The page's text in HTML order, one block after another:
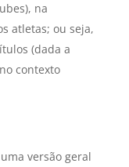
na
atletas; ou seja,
(dada a
contexto
versão geral